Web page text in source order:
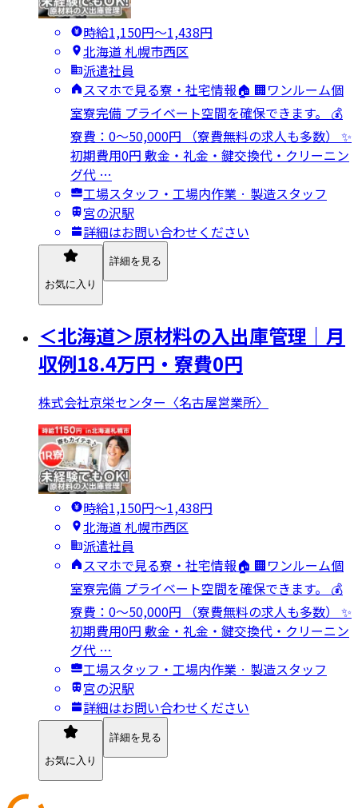
時給1,150円〜1,438円
北海道 札幌市西区
派遣社員
スマホで見る寮・社宅情報🏠 🏢ワンルーム個
室寮完備 プライベート空間を確保できます。 💰
寮費：0～50,000円 （寮費無料の求人も多数） ✨
初期費用0円 敷金・礼金・鍵交換代・クリーニン
グ代 …
工場スタッフ・工場内作業 · 製造スタッフ
宮の沢駅
詳細はお問い合わせください
お気に入り
詳細を見る
＜北海道＞原材料の入出庫管理｜月
収例18.4万円・寮費0円
株式会社京栄センター〈名古屋営業所〉
時給1,150円〜1,438円
北海道 札幌市西区
派遣社員
スマホで見る寮・社宅情報🏠 🏢ワンルーム個
室寮完備 プライベート空間を確保できます。 💰
寮費：0～50,000円 （寮費無料の求人も多数） ✨
初期費用0円 敷金・礼金・鍵交換代・クリーニン
グ代 …
工場スタッフ・工場内作業 · 製造スタッフ
宮の沢駅
詳細はお問い合わせください
お気に入り
詳細を見る